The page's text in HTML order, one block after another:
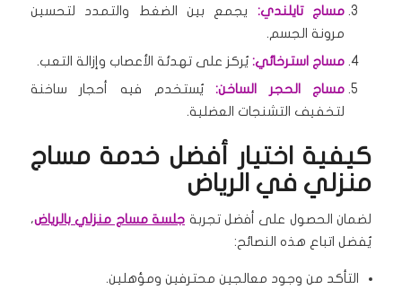
مساج تايلندي: يجمع بين الضغط والتمدد لتحسين
مرونة الجسم.
مساج استرخائي:يُركز على تهدئة الأعصاب وإزالة التعب.
مساج الحجر الساخن:يُستخدم فيه أحجار ساخنة
لتخفيف التشنجات العضلية.
كيفية اختيار أفضل خدمة مساج
منزلي في الرياض
لضمان الحصول على أفضل تجربة جلسة مساج منزلي بالرياض،
يُفضل اتباع هذه النصائح:
التأكد من وجود معالجين محترفين ومؤهلين.